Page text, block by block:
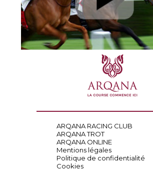
ARQANA RACING CLUB
ARQANA TROT
ARQANA ONLINE
Mentions légales
Politique de confidentialité
Cookies